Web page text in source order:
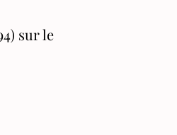
sur le